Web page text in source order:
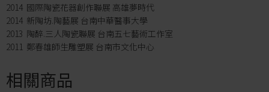
2014 國際陶瓷花器創作聯展 高雄夢時代
2014 新陶坊.陶藝展 台南中華醫事大學
2013 陶醉.三人陶瓷聯展 台南五七藝術工作室
2011 鄭春雄師生雕塑展 台南市文化中心
相關商品